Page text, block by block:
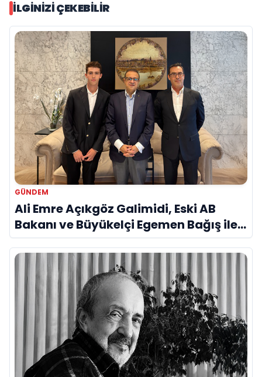
İLGINIZI ÇEKEBILIR
GÜNDEM
Ali Emre Açıkgöz Galimidi, Eski AB
Bakanı ve Büyükelçi Egemen Bağış ile
Bir Araya Geldi